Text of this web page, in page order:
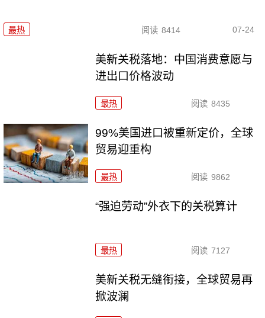
最热 阅读 8414 07-24
美新关税落地：中国消费意愿与
进出口价格波动
最热 阅读 8435
99%美国进口被重新定价，全球
贸易迎重构
最热 阅读 9862
“强迫劳动”外衣下的关税算计
最热 阅读 7127
美新关税无缝衔接，全球贸易再
掀波澜